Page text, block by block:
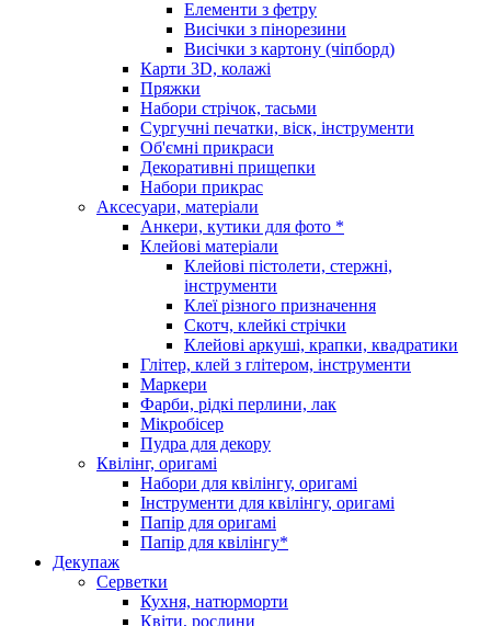
Елементи з фетру
Висічки з пінорезини
Висічки з картону (чіпборд)
Карти 3D, колажі
Пряжки
Набори стрічок, тасьми
Сургучні печатки, віск, інструменти
Об'ємні прикраси
Декоративні прищепки
Набори прикрас
Аксесуари, матеріали
Анкери, кутики для фото *
Клейові матеріали
Клейові пістолети, стержні,
інструменти
Клеї різного призначення
Скотч, клейкі стрічки
Клейові аркуші, крапки, квадратики
Глітер, клей з глітером, інструменти
Маркери
Фарби, рідкі перлини, лак
Мікробісер
Пудра для декору
Квілінг, оригамі
Набори для квілінгу, оригамі
Інструменти для квілінгу, оригамі
Папір для оригамі
Папір для квілінгу*
Декупаж
Серветки
Кухня, натюрморти
Квіти, рослини